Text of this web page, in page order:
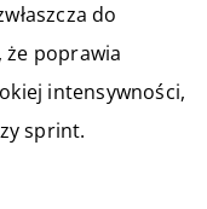
do
że poprawia
intensywności,
sprint.